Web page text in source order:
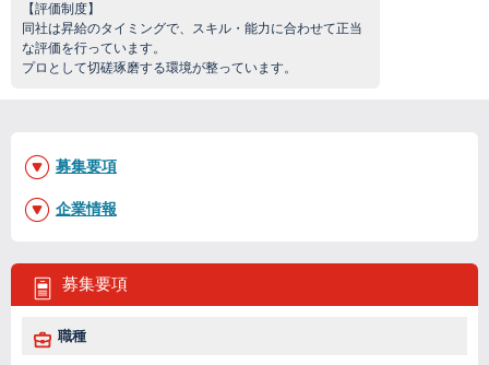
【評価制度】
同社は昇給のタイミングで、スキル・能力に合わせて正当
な評価を行っています。
プロとして切磋琢磨する環境が整っています。
募集要項
職種
募集要項
企業情報